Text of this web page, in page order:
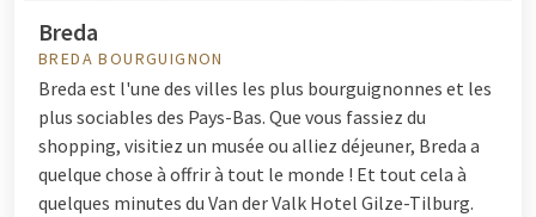
Breda
BREDA BOURGUIGNON
Breda est l'une des villes les plus bourguignonnes et les
plus sociables des Pays-Bas. Que vous fassiez du
shopping, visitiez un musée ou alliez déjeuner, Breda a
quelque chose à offrir à tout le monde ! Et tout cela à
quelques minutes du Van der Valk Hotel Gilze-Tilburg.